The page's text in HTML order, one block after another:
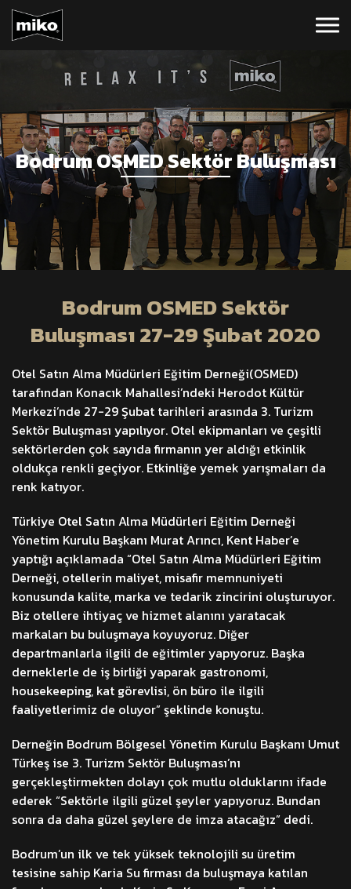
Bodrum OSMED Sektör Buluşması
Bodrum OSMED Sektör
Buluşması 27-29 Şubat 2020
Otel Satın Alma Müdürleri Eğitim Derneği(OSMED)
tarafından Konacık Mahallesi’ndeki Herodot Kültür
Merkezi’nde 27-29 Şubat tarihleri arasında 3. Turizm
Sektör Buluşması yapılıyor. Otel ekipmanları ve çeşitli
sektörlerden çok sayıda firmanın yer aldığı etkinlik
oldukça renkli geçiyor. Etkinliğe yemek yarışmaları da
renk katıyor.
Türkiye Otel Satın Alma Müdürleri Eğitim Derneği
Yönetim Kurulu Başkanı Murat Arıncı, Kent Haber’e
yaptığı açıklamada “Otel Satın Alma Müdürleri Eğitim
Derneği, otellerin maliyet, misafir memnuniyeti
konusunda kalite, marka ve tedarik zincirini oluşturuyor.
Biz otellere ihtiyaç ve hizmet alanını yaratacak
markaları bu buluşmaya koyuyoruz. Diğer
departmanlarla ilgili de eğitimler yapıyoruz. Başka
derneklerle de iş birliği yaparak gastronomi,
housekeeping, kat görevlisi, ön büro ile ilgili
faaliyetlerimiz de oluyor” şeklinde konuştu.
Derneğin Bodrum Bölgesel Yönetim Kurulu Başkanı Umut
Türkeş ise 3. Turizm Sektör Buluşması’nı
gerçekleştirmekten dolayı çok mutlu olduklarını ifade
ederek “Sektörle ilgili güzel şeyler yapıyoruz. Bundan
sonra da daha güzel şeylere de imza atacağız” dedi.
Bodrum’un ilk ve tek yüksek teknolojili su üretim
tesisine sahip Karia Su firması da buluşmaya katılan